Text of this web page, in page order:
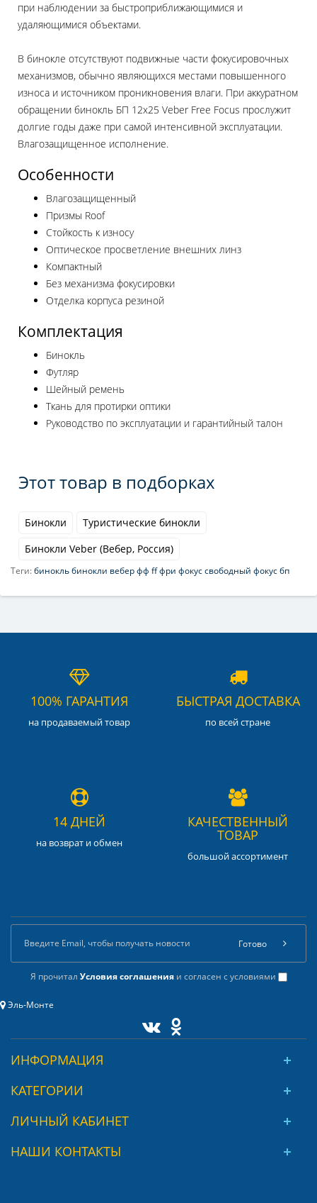
при наблюдении за быстроприближающимися и
удаляющимися объектами.
В бинокле отсутствуют подвижные части фокусировочных
механизмов, обычно являющихся местами повышенного
износа и источником проникновения влаги. При аккуратном
обращении бинокль БП 12x25 Veber Free Focus прослужит
долгие годы даже при самой интенсивной эксплуатации.
Влагозащищенное исполнение.
Особенности
Влагозащищенный
Призмы Roof
Стойкость к износу
Оптическое просветление внешних линз
Компактный
Без механизма фокусировки
Отделка корпуса резиной
Комплектация
Бинокль
Футляр
Шейный ремень
Ткань для протирки оптики
Руководство по эксплуатации и гарантийный талон
Этот товар в подборках
Бинокли
Туристические бинокли
Бинокли Veber (Вебер, Россия)
Теги:бинокль бинокли вебер фф ff фри фокус свободный фокус бп
100% ГАРАНТИЯ
на продаваемый товар
БЫСТРАЯ ДОСТАВКА
по всей стране
14 ДНЕЙ
на возврат и обмен
КАЧЕСТВЕННЫЙ
ТОВАР
большой ассортимент
Я прочитал Условия соглашенияи согласен с условиями
Готово
Эль-Монте
ИНФОРМАЦИЯ
КАТЕГОРИИ
ЛИЧНЫЙ КАБИНЕТ
НАШИ КОНТАКТЫ